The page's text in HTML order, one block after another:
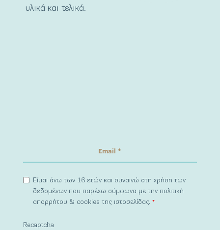
υλικά και τελικά.
Είμαι άνω των 16 ετών και συναινώ στη χρήση των
δεδομένων που παρέχω σύμφωνα με την πολιτική
απορρήτου & cookies της ιστοσελίδας.*
Recaptcha